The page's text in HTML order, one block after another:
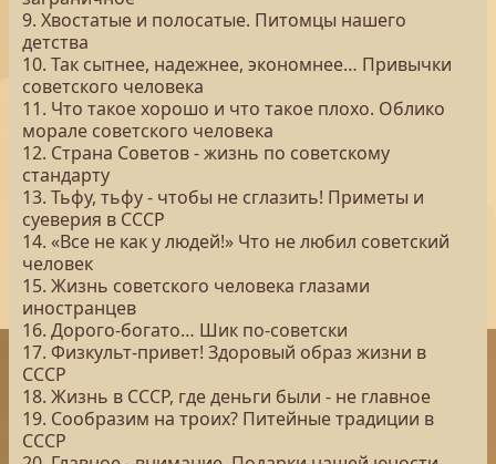
9. Хвостатые и полосатые. Питомцы нашего
детства
10. Так сытнее, надежнее, экономнее… Привычки
советского человека
11. Что такое хорошо и что такое плохо. Облико
морале советского человека
12. Страна Советов - жизнь по советскому
стандарту
13. Тьфу, тьфу - чтобы не сглазить! Приметы и
суеверия в СССР
14. «Все не как у людей!» Что не любил советский
человек
15. Жизнь советского человека глазами
иностранцев
16. Дорого-богато… Шик по-советски
17. Физкульт-привет! Здоровый образ жизни в
СССР
18. Жизнь в СССР, где деньги были - не главное
19. Сообразим на троих? Питейные традиции в
СССР